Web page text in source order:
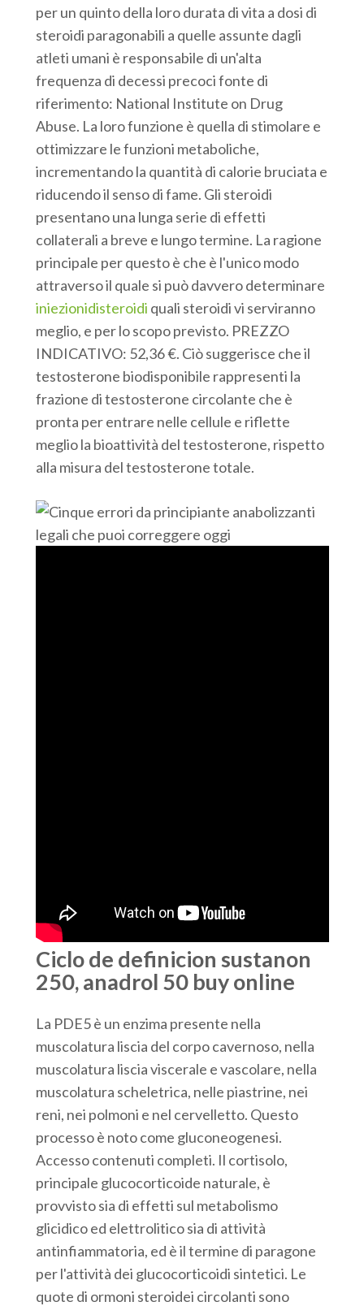
per un quinto della loro durata di vita a dosi di
steroidi paragonabili a quelle assunte dagli
atleti umani è responsabile di un'alta
frequenza di decessi precoci fonte di
riferimento: National Institute on Drug
Abuse. La loro funzione è quella di stimolare e
ottimizzare le funzioni metaboliche,
incrementando la quantità di calorie bruciata e
riducendo il senso di fame. Gli steroidi
presentano una lunga serie di effetti
collaterali a breve e lungo termine. La ragione
principale per questo è che è l'unico modo
attraverso il quale si può davvero determinare
iniezionidisteroidi quali steroidi vi serviranno
meglio, e per lo scopo previsto. PREZZO
INDICATIVO: 52,36 €. Ciò suggerisce che il
testosterone biodisponibile rappresenti la
frazione di testosterone circolante che è
pronta per entrare nelle cellule e riflette
meglio la bioattività del testosterone, rispetto
alla misura del testosterone totale.
Ciclo de definicion sustanon
250, anadrol 50 buy online
La PDE5 è un enzima presente nella
muscolatura liscia del corpo cavernoso, nella
muscolatura liscia viscerale e vascolare, nella
muscolatura scheletrica, nelle piastrine, nei
reni, nei polmoni e nel cervelletto. Questo
processo è noto come gluconeogenesi.
Accesso contenuti completi. Il cortisolo,
principale glucocorticoide naturale, è
provvisto sia di effetti sul metabolismo
glicidico ed elettrolitico sia di attività
antinfiammatoria, ed è il termine di paragone
per l'attività dei glucocorticoidi sintetici. Le
quote di ormoni steroidei circolanti sono